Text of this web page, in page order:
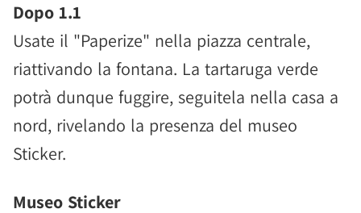
Dopo 1.1
Usate il "Paperize" nella piazza centrale,
riattivando la fontana. La tartaruga verde
potrà dunque fuggire, seguitela nella casa a
nord, rivelando la presenza del museo
Sticker.
Museo Sticker